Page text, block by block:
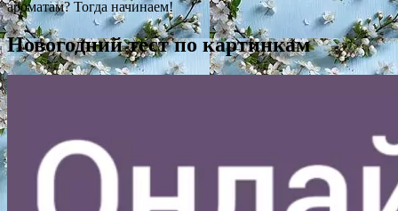
ароматам? Тогда начинаем!
Новогодний тест по картинкам